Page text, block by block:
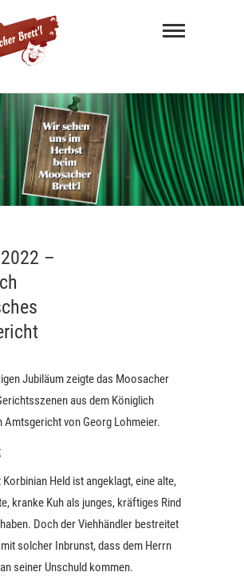
Brett'l
MUNDART THEATER
–
Jubiläum zeigte das Moosacher
aus dem Königlich
Amtsgericht von Georg Lohmeier.
Held ist angeklagt, eine alte,
kranke Kuh als junges, kräftiges Rind
Doch der Viehhändler bestreitet
solcher Inbrunst, dass dem Herrn
seiner Unschuld kommen.